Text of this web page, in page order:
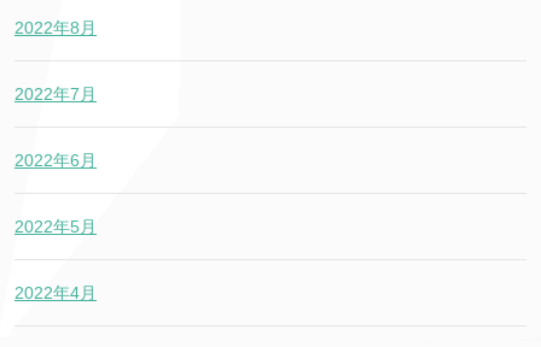
2022年8月
2022年7月
2022年6月
2022年5月
2022年4月